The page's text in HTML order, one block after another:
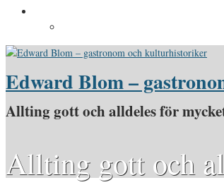
Edward Blom –
Allting gott och alldeles för
Allting gott och